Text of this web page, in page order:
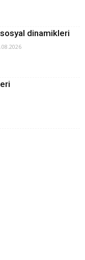
sosyal dinamikleri